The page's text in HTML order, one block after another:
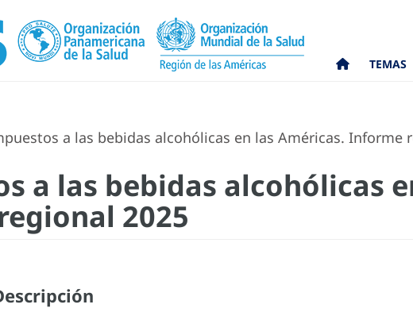
TEMAS
a las bebidas alcohólicas en las Américas. Informe
a las bebidas alcohólicas
2025